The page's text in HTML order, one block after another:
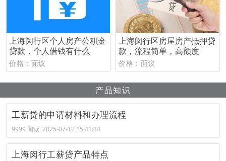
上海闵行区个人房产公积金
贷款，个人借钱有什么
价格：面议
上海闵行区房屋房产抵押贷
款，流程简单，高额度
价格：面议
产品知识
工薪贷的申请材料和办理流程
9999 阅读 2025-07-12 15:41:34
上海闵行工薪贷产品特点